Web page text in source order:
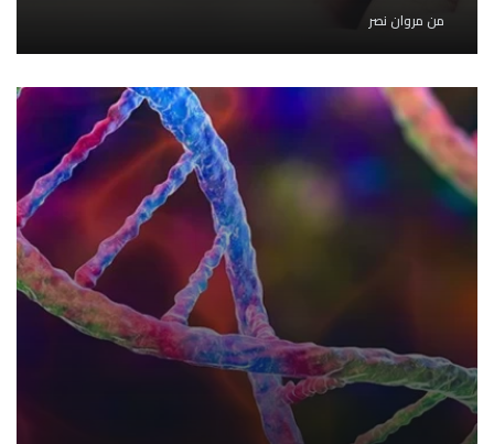
من مروان نصر